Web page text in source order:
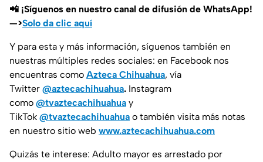
📲 ¡Síguenos en nuestro canal de difusión de WhatsApp!
—>Solo da clic aquí
Y para esta y más información, síguenos también en
nuestras múltiples redes sociales: en Facebook nos
encuentras como Azteca Chihuahua, vía
Twitter @aztecachihuahua. Instagram
como @tvaztecachihuahua y
TikTok @tvaztecachihuahua o también visita más notas
en nuestro sitio web www.aztecachihuahua.com
Quizás te interese: Adulto mayor es arrestado por